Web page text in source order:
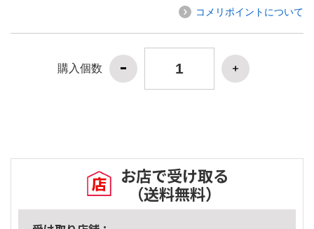
コメリポイントについて
購入個数
お店で受け取る
（送料無料）